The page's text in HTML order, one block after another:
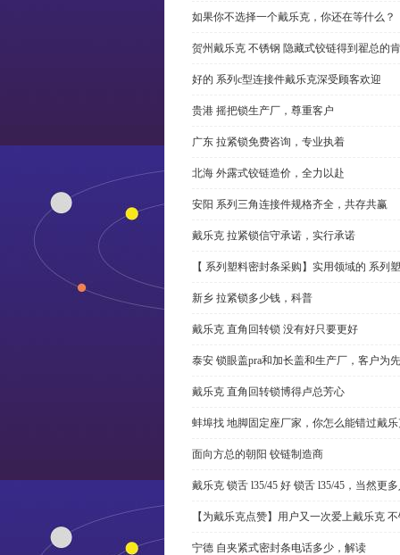
如果你不选择一个戴乐克，你还在等什么？
贺州戴乐克 不锈钢 隐藏式铰链得到翟总的
好的 系列c型连接件戴乐克深受顾客欢迎
贵港 摇把锁生产厂，尊重客户
广东 拉紧锁免费咨询，专业执着
北海 外露式铰链造价，全力以赴
安阳 系列三角连接件规格齐全，共存共赢
戴乐克 拉紧锁信守承诺，实行承诺
【 系列塑料密封条采购】实用领域的 系列
新乡 拉紧锁多少钱，科普
戴乐克 直角回转锁 没有好只要更好
泰安 锁眼盖pra和加长盖和生产厂，客户为先
戴乐克 直角回转锁博得卢总芳心
蚌埠找 地脚固定座厂家，你怎么能错过戴
面向方总的朝阳 铰链制造商
戴乐克 锁舌 l35/45 好 锁舌 l35/45，当然更
【为戴乐克点赞】用户又一次爱上戴乐克
宁德 自夹紧式密封条电话多少，解读